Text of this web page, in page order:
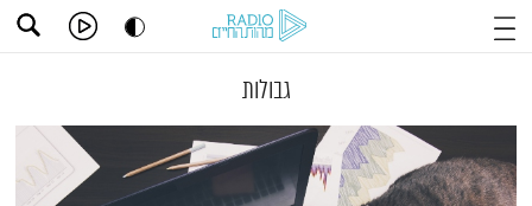
גבולות